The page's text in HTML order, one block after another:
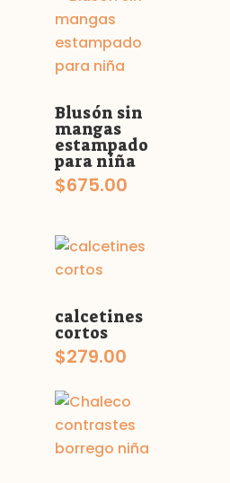
Blusón sin
mangas
estampado
para niña
$675.00
calcetines
cortos
$279.00